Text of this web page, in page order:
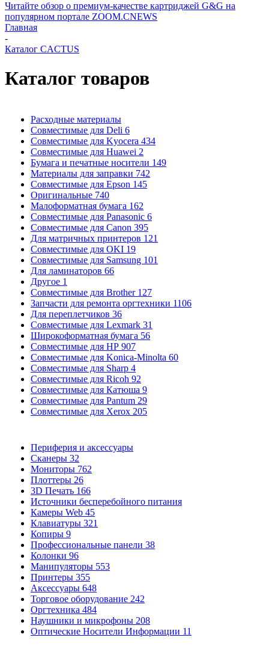
Читайте обзор о премиум-качестве картриджей G&G на
популярном портале ZOOM.CNEWS
Главная
-
Каталог CACTUS
Каталог товаров
Расходные материалы
Совместимые для Deli 6
Совместимые для Kyocera 434
Совместимые для Huawei 2
Бумага и печатные носители 149
Материалы для заправки 742
Совместимые для Epson 145
Оригинальные 740
Малоформатная бумага 162
Совместимые для Panasonic 6
Совместимые для Canon 395
Для матричных принтеров 121
Совместимые для OKI 19
Совместимые для Samsung 101
Для ламинаторов 66
Другое 1
Совместимые для Brother 127
Запчасти для ремонта оргтехники 1106
Для переплетчиков 36
Совместимые для Lexmark 31
Широкоформатная бумага 56
Совместимые для HP 907
Совместимые для Konica-Minolta 60
Совместимые для Sharp 4
Совместимые для Ricoh 92
Совместимые для Катюша 9
Совместимые для Pantum 29
Совместимые для Xerox 205
Периферия и аксессуары
Сканеры 32
Мониторы 762
Плоттеры 26
3D Печать 166
Источники бесперебойного питания
Камеры Web 45
Клавиатуры 321
Копиры 9
Профессиональные панели 38
Колонки 96
Манипуляторы 553
Принтеры 355
Аксессуары 648
Торговое оборудование 242
Оргтехника 484
Наушники и микрофоны 208
Оптические Носители Информации 11